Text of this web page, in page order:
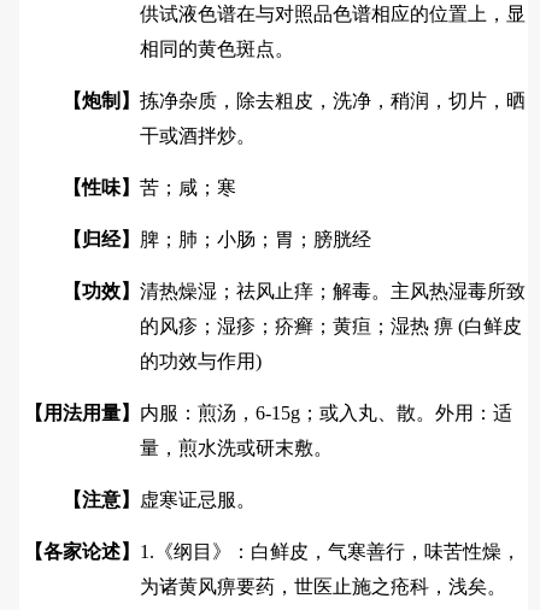
供试液色谱在与对照品色谱相应的位置上，显
相同的黄色斑点。
【炮制】 拣净杂质，除去粗皮，洗净，稍润，切片，晒
干或酒拌炒。
【性味】 苦；咸；寒
【归经】 脾；肺；小肠；胃；膀胱经
【功效】 清热燥湿；祛风止痒；解毒。主风热湿毒所致
的风疹；湿疹；疥癣；黄疸；湿热 痹 (白鲜皮
的功效与作用)
【用法用量】 内服：煎汤，6-15g；或入丸、散。外用：适
量，煎水洗或研末敷。
【注意】 虚寒证忌服。
【各家论述】 1.《纲目》：白鲜皮，气寒善行，味苦性燥，
为诸黄风痹要药，世医止施之疮科，浅矣。